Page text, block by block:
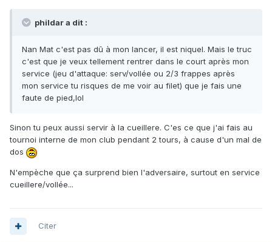
phildar a dit :
Nan Mat c'est pas dû à mon lancer, il est niquel. Mais le truc
c'est que je veux tellement rentrer dans le court après mon
service (jeu d'attaque: serv/vollée ou 2/3 frappes après
mon service tu risques de me voir au filet) que je fais une
faute de pied,lol
Sinon tu peux aussi servir à la cueillere. C'es ce que j'ai fais au
tournoi interne de mon club pendant 2 tours, à cause d'un mal de
dos
N'empèche que ça surprend bien l'adversaire, surtout en service
cueillere/vollée...
Citer